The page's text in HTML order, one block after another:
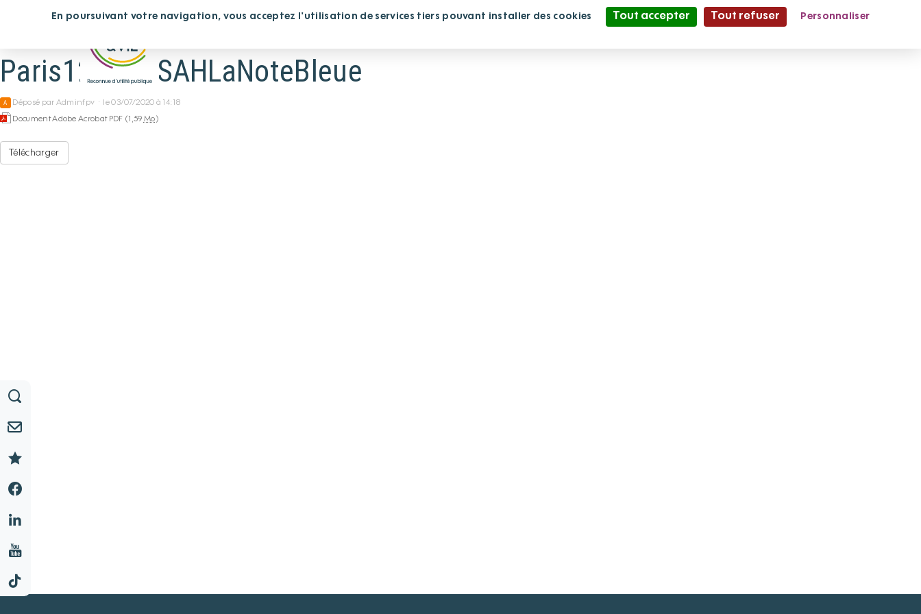
Partage et Vie le Mag'
Paris12-SAMSAHLaNoteBleue
A Déposé par Adminfpv ·
le 03/07/2020 à 14:18
Document Adobe Acrobat PDF (1,59 Mo)
Télécharger
En poursuivant votre navigation, vous acceptez l'utilisation de services tiers pouvant installer des cookies Tout accepter Tout refuser
Personnaliser